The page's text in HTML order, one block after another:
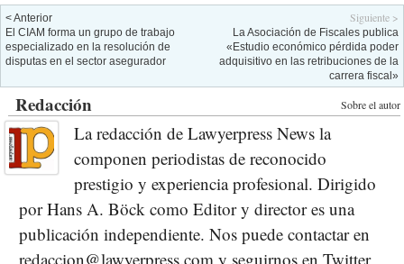
< Anterior
El CIAM forma un grupo de trabajo
especializado en la resolución de
disputas en el sector asegurador
Siguiente >
La Asociación de Fiscales publica
«Estudio económico pérdida poder
adquisitivo en las retribuciones de la
carrera fiscal»
Sobre el autor
Redacción
La redacción de Lawyerpress News la
componen periodistas de reconocido
prestigio y experiencia profesional. Dirigido
por Hans A. Böck como Editor y director es una
publicación independiente. Nos puede contactar en
redaccion@lawyerpress.com y seguirnos en Twitter